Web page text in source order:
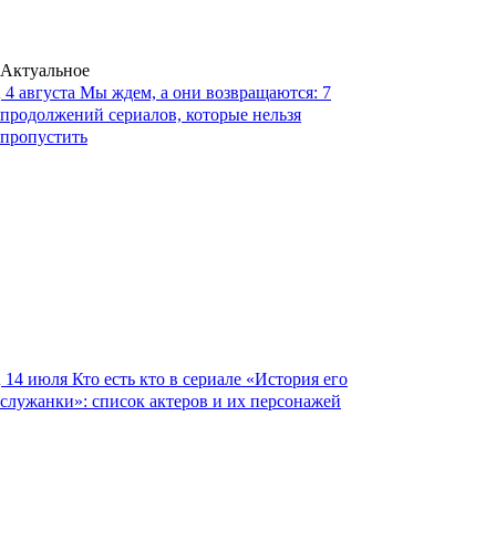
Актуальное
4 августа Мы ждем, а они возвращаются: 7
продолжений сериалов, которые нельзя
пропустить
14 июля Кто есть кто в сериале «История его
служанки»: список актеров и их персонажей